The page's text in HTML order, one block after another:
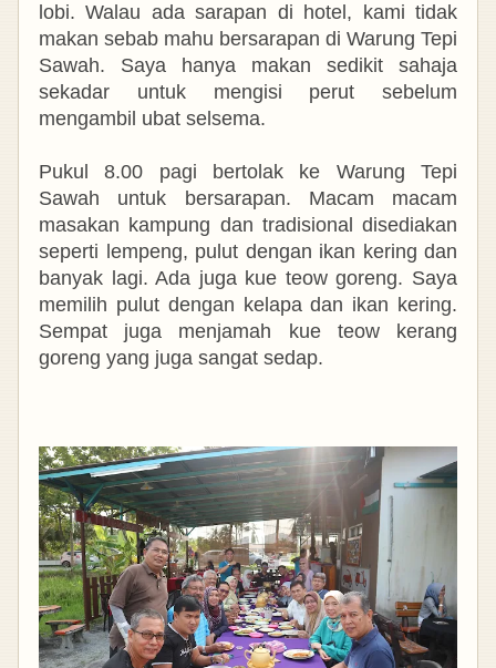
lobi. Walau ada sarapan di hotel, kami tidak
makan sebab mahu bersarapan di Warung Tepi
Sawah. Saya hanya makan sedikit sahaja
sekadar untuk mengisi perut sebelum
mengambil ubat selsema.
Pukul 8.00 pagi bertolak ke Warung Tepi
Sawah untuk bersarapan. Macam macam
masakan kampung dan tradisional disediakan
seperti lempeng, pulut dengan ikan kering dan
banyak lagi. Ada juga kue teow goreng. Saya
memilih pulut dengan kelapa dan ikan kering.
Sempat juga menjamah kue teow kerang
goreng yang juga sangat sedap.